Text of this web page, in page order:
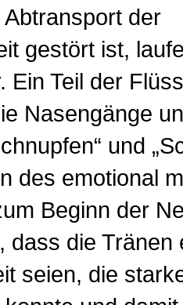
der
gestört ist,
Ein Teil der
Nasengänge
und
des emotional
Beginn der
dass die Tränen
seien, die